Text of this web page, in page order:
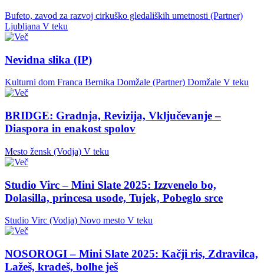
Bufeto, zavod za razvoj cirkuško gledaliških umetnosti (Partner)
Ljubljana V teku
Nevidna slika (IP)
Kulturni dom Franca Bernika Domžale (Partner) Domžale V teku
BRIDGE: Gradnja, Revizija, Vključevanje –
Diaspora in enakost spolov
Mesto žensk (Vodja) V teku
Studio Virc – Mini Slate 2025: Izzvenelo bo,
Dolasilla, princesa usode, Tujek, Pobeglo srce
Studio Virc (Vodja) Novo mesto V teku
NOSOROGI – Mini Slate 2025: Kačji ris, Zdravilca,
Lažeš, kradeš, bolhe ješ